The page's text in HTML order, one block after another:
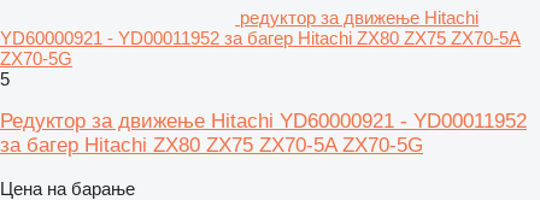
редуктор за движење Hitachi
YD60000921 - YD00011952 за багер Hitachi ZX80 ZX75 ZX70-5A
ZX70-5G
5
Редуктор за движење Hitachi YD60000921 - YD00011952
за багер Hitachi ZX80 ZX75 ZX70-5A ZX70-5G
Цена на барање